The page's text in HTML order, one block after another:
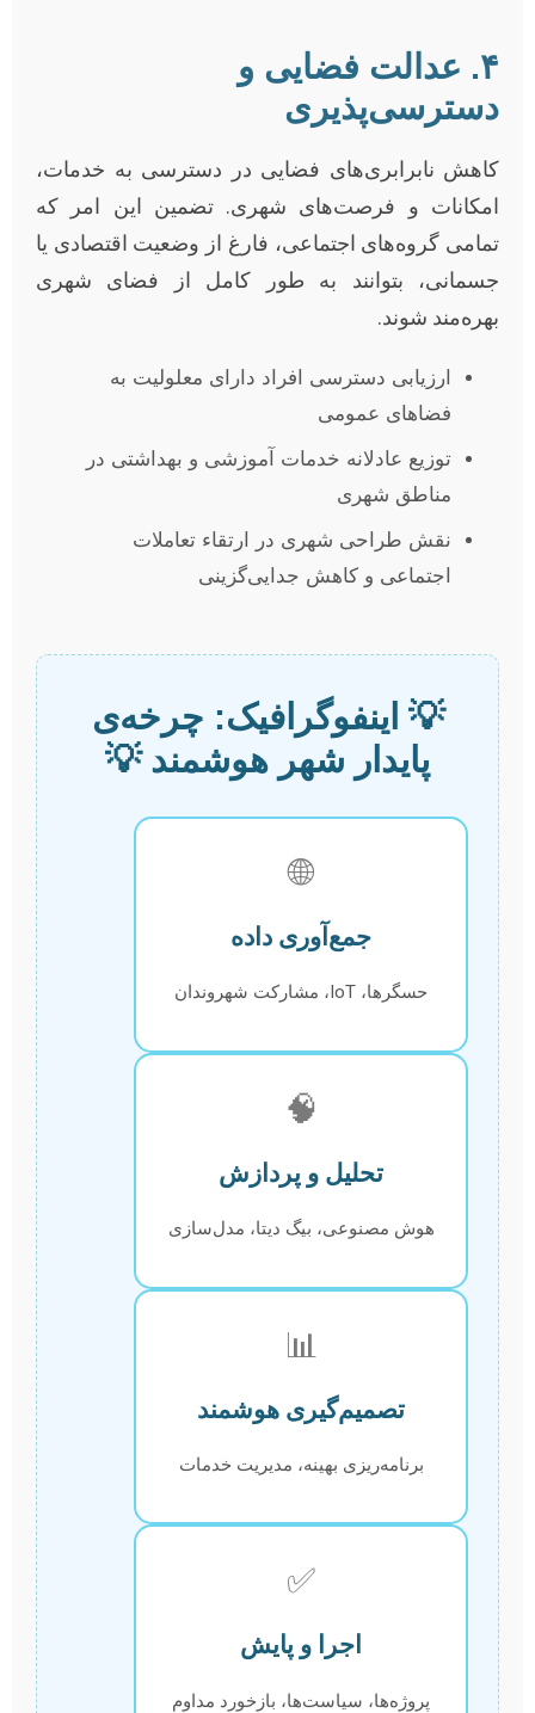
۴. عدالت فضایی و
دسترسی‌پذیری
کاهش نابرابری‌های فضایی در دسترسی به خدمات،
امکانات و فرصت‌های شهری. تضمین این امر که
تمامی گروه‌های اجتماعی، فارغ از وضعیت اقتصادی یا
جسمانی، بتوانند به طور کامل از فضای شهری
بهره‌مند شوند.
ارزیابی دسترسی افراد دارای معلولیت به
فضاهای عمومی
توزیع عادلانه خدمات آموزشی و بهداشتی در
مناطق شهری
نقش طراحی شهری در ارتقاء تعاملات
اجتماعی و کاهش جدایی‌گزینی
💡 اینفوگرافیک: چرخه‌ی
پایدار شهر هوشمند 💡
🌐
جمع‌آوری داده
حسگرها، IoT، مشارکت شهروندان
🧠
تحلیل و پردازش
هوش مصنوعی، بیگ دیتا، مدل‌سازی
📊
تصمیم‌گیری هوشمند
برنامه‌ریزی بهینه، مدیریت خدمات
✅
اجرا و پایش
پروژه‌ها، سیاست‌ها، بازخورد مداوم